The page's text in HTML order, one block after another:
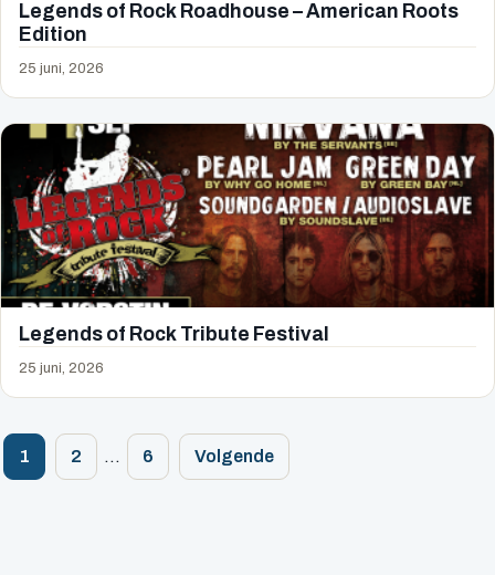
Legends of Rock Roadhouse – American Roots
Edition
25 juni, 2026
Legends of Rock Tribute Festival
25 juni, 2026
Berichten
1 2 … 6 Volgende